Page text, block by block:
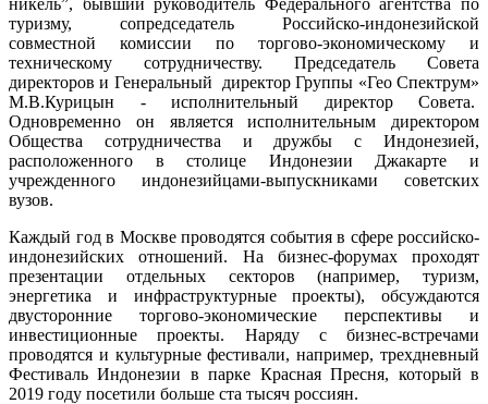
туризму, сопредседатель Российско-индонезийской
совместной комиссии по торгово-экономическому и
техническому сотрудничеству. Председатель Совета
директоров и Генеральный директор Группы «Гео Спектрум»
М.В.Курицын - исполнительный директор Совета.
Одновременно он является исполнительным директором
Общества сотрудничества и дружбы с Индонезией,
расположенного в столице Индонезии Джакарте и
учрежденного индонезийцами-выпускниками советских
вузов.
Каждый год в Москве проводятся события в сфере российско-
индонезийских отношений. На бизнес-форумах проходят
презентации отдельных секторов (например, туризм,
энергетика и инфраструктурные проекты), обсуждаются
двусторонние торгово-экономические перспективы и
инвестиционные проекты. Наряду с бизнес-встречами
проводятся и культурные фестивали, например, трехдневный
Фестиваль Индонезии в парке Красная Пресня, который в
2019 году посетили больше ста тысяч россиян.